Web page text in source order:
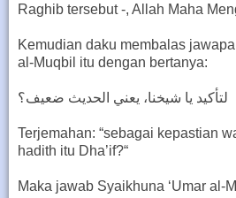
Raghib tersebut -, Allah Maha
Kemudian daku membalas
al-Muqbil itu dengan bertanya:
لتأكيد يا شيخنا، يعني الحديث ضعيف؟
Terjemahan: “sebagai kepastian
hadith itu Dha’if?“
Maka jawab Syaikhuna ‘Umar al-